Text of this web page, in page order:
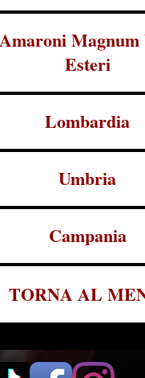
Amaroni
Esteri
Lombardia
Umbria
Campania
TORNA AL